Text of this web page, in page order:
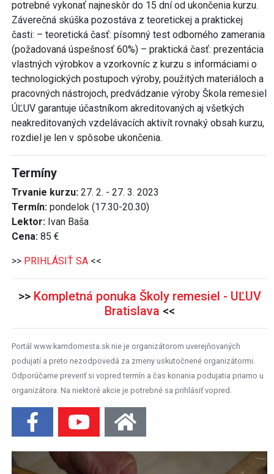
potrebné vykonať najneskôr do 15 dní od ukončenia kurzu.
Záverečná skúška pozostáva z teoretickej a praktickej
časti: – teoretická časť: písomný test odborného zamerania
(požadovaná úspešnosť 60%) – praktická časť: prezentácia
vlastných výrobkov a vzorkovníc z kurzu s informáciami o
technologických postupoch výroby, použitých materiáloch a
pracovných nástrojoch, predvádzanie výroby Škola remesiel
ÚĽUV garantuje účastníkom akreditovaných aj všetkých
neakreditovaných vzdelávacích aktivít rovnaký obsah kurzu,
rozdiel je len v spôsobe ukončenia.
Termíny
Trvanie kurzu: 27. 2. - 27. 3. 2023
Termín: pondelok (17.30-20.30)
Lektor: Ivan Baša
Cena: 85 €
>> PRIHLÁSIŤ SA <<
>> Kompletná ponuka Školy remesiel - UĽUV
Bratislava <<
Portál www.kamdomesta.sk nie je organizátorom uverejňovaných
podujatí a preto nezodpovedá za zmeny uskutočnené organizátormi.
Odporúčame preveriť si vopred termín a čas konania podujatia priamo u
organizátora. Na niektoré akcie je potrebné sa prihlásiť vopred.